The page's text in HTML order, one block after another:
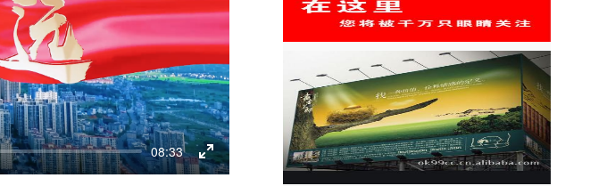
08:33
Enter